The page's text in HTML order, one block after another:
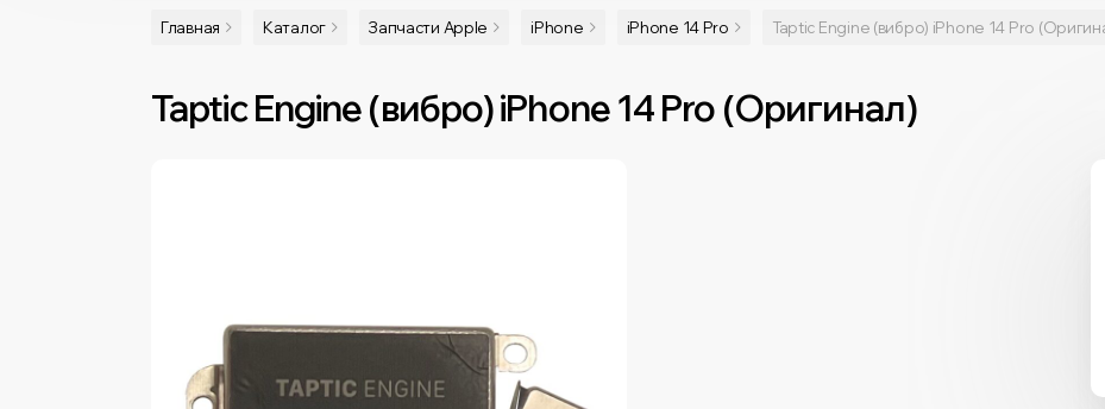
Главная Каталог Запчасти Apple iPhone iPhone 14 Pro Taptic Engine (вибро) iPhone 14 Pro
Taptic Engine (вибро) iPhone 14 Pro (Оригинал)